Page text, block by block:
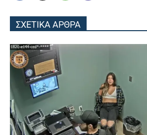
ΣΧΕΤΙΚΑ ΑΡΘΡΑ